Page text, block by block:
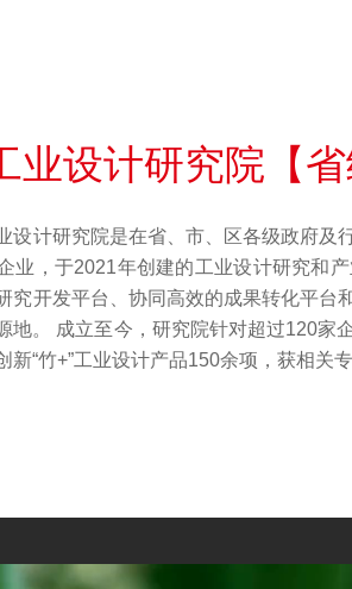
业设计研究院【省
设计研究院是在省、市、区各级政府
业，于2021年创建的工业设计研究和
究开发平台、协同高效的成果转化平
地。 成立至今，研究院针对超过120家
新“竹+”工业设计产品150余项，获相关专